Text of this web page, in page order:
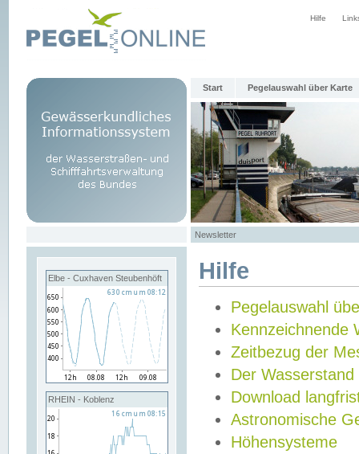
Hilfe
Start Pegelauswahl über Karte
Newsletter
Elbe - Cuxhaven Steubenhöft
RHEIN - Koblenz
Hilfe
Pegelauswahl
Kennzeichnende
Zeitbezug der
Der Wasserstand
Download
Astronomische
Höhensysteme